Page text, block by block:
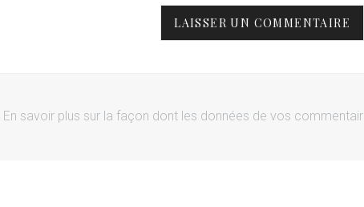
En savoir plus sur la façon dont les données de vos